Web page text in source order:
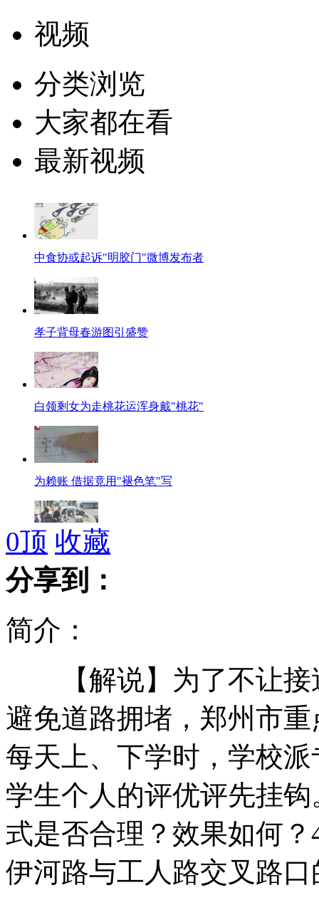
视频
分类浏览
大家都在看
最新视频
中食协或起诉"明胶门"微博发布者
孝子背母春游图引盛赞
白领剩女为走桃花运浑身戴"桃花"
为赖账 借据竟用"褪色笔"写
校门口乱停车挂钩孩子评优引争议
2011年度十大考古新发现揭晓
上海一室一卫“树屋”被拆除
0顶 收藏
分享到：
简介：
【解说】为了不让接
避免道路拥堵，郑州市
每天上、下学时，学校
学生个人的评优评先挂
式是否合理？效果如何
伊河路与工人路交叉路